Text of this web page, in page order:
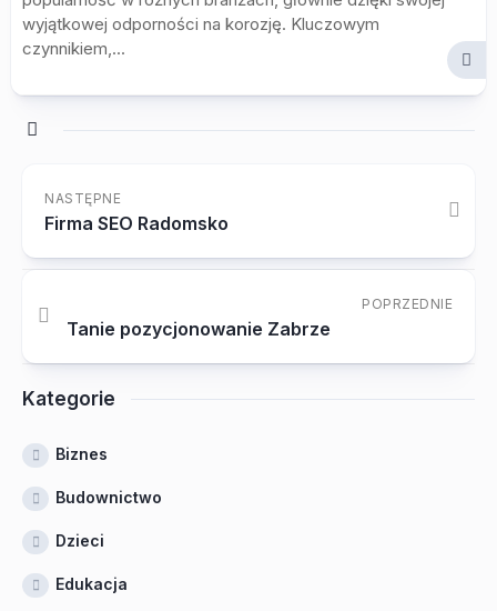
wyjątkowej odporności na korozję. Kluczowym
czynnikiem,...
NASTĘPNE
Firma SEO Radomsko
POPRZEDNIE
Tanie pozycjonowanie Zabrze
Kategorie
Biznes
Budownictwo
Dzieci
Edukacja